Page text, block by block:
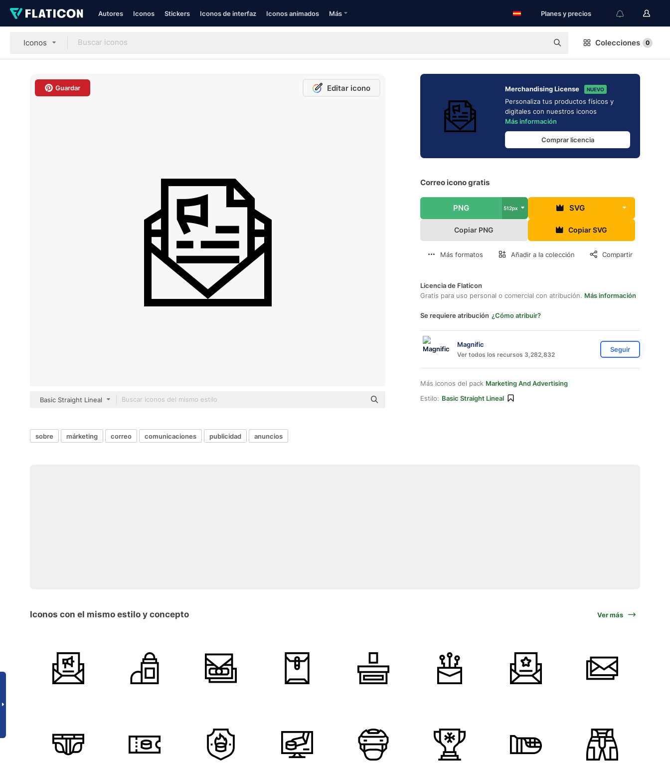
Autores Iconos Stickers Iconos de interfaz Iconos animados Más Planes y precios
Iconos Colecciones 0
Guardar Editar icono
Basic Straight Lineal
Merchandising License NUEVO
Personaliza tus productos físicos y
digitales con nuestros iconos
Más información
Comprar licencia
Correo icono gratis
PNG 512px SVG
Copiar PNG Copiar SVG
Más formatos Añadir a la colección Compartir
Licencia de Flaticon
Gratis para uso personal o comercial con atribución. Más información
Se requiere atribución ¿Cómo atribuir?
Magnific
Ver todos los recursos 3,282,832
Seguir
Más iconos del pack Marketing And Advertising
Estilo: Basic Straight Lineal
sobre márketing correo comunicaciones publicidad anuncios
Iconos con el mismo estilo y concepto Ver más